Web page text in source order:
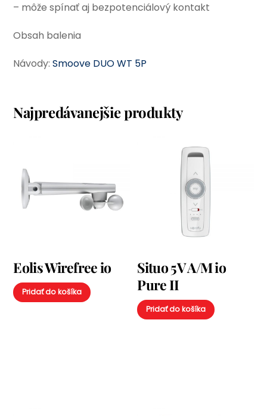
– môže spínať aj bezpotenciálový kontakt
Obsah balenia
Návody:Smoove DUO WT 5P
Najpredávanejšie produkty
Eolis Wirefree io
Pridať do košíka
Situo 5V A/M io
Pure II
Pridať do košíka